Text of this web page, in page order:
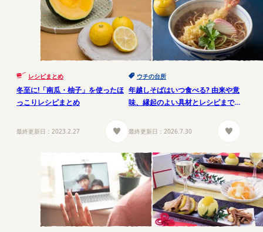
レシピまとめ
冬至に!「南瓜・柚子」を使ったほ
っこりレシピまとめ
最終更新日： 2023.2.27
ウチの台所
年越しそばはいつ食べる? 由来や意
味、縁起のよい具材とレシピまで
最終更新日： 2026.7.30